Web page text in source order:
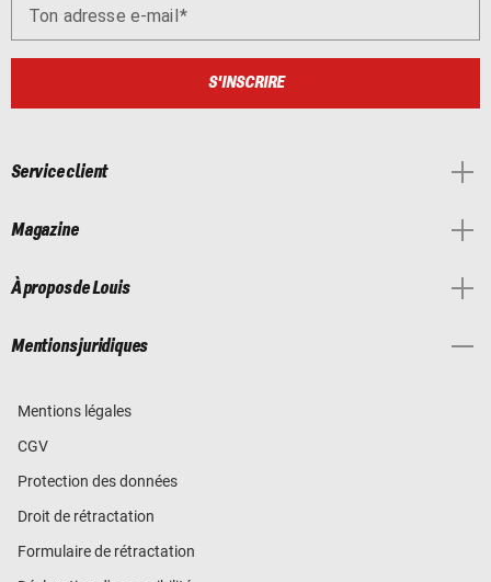
Ton adresse e-mail
S'INSCRIRE
Service client
Magazine
À propos de Louis
Mentions juridiques
Mentions légales
CGV
Protection des données
Droit de rétractation
Formulaire de rétractation